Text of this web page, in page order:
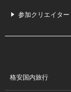
参加クリエイター
格安国内旅行